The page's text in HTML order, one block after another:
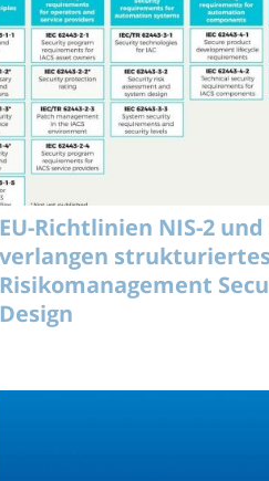
EU-Richtlinien NIS-2 und
verlangen strukturiertes
Risikomanagement
Design